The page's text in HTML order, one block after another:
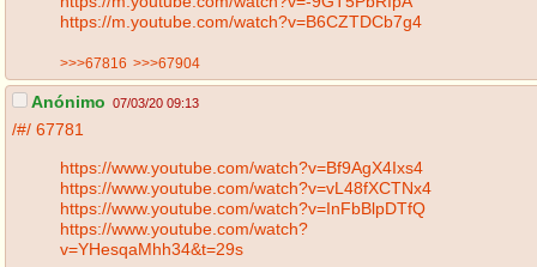
https://m.youtube.com/watch?v=B6CZTDCb7g4
>>>67816 >>>67904
Anónimo 07/03/20 09:13
/#/ 67781
https://www.youtube.com/watch?v=Bf9AgX4Ixs4
https://www.youtube.com/watch?v=vL48fXCTNx4
https://www.youtube.com/watch?v=InFbBlpDTfQ
https://www.youtube.com/watch?
v=YHesqaMhh34&t=29s